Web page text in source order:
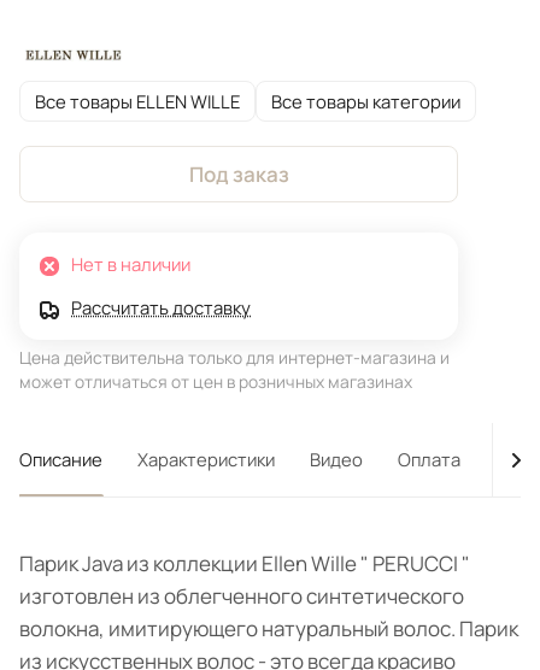
Все товары ELLEN WILLE Все товары категории
Под заказ
Нет в наличии
Рассчитать доставку
Цена действительна только для интернет-магазина и
может отличаться от цен в розничных магазинах
Описание Характеристики Видео Оплата
Парик Java из коллекции Ellen Wille " PERUCCI "
изготовлен из облегченного синтетического
волокна, имитирующего натуральный волос. Парик
из искусственных волос - это всегда красиво